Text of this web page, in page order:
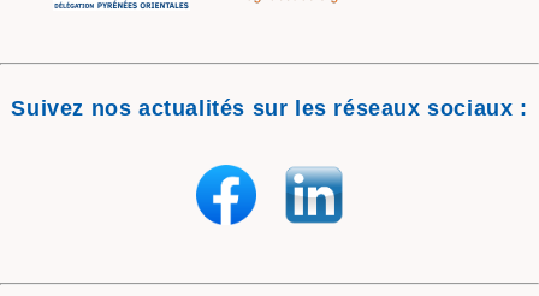
Suivez nos actualités sur les réseaux sociaux :